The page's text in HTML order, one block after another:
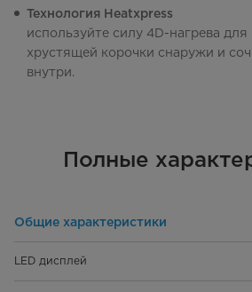
Технология Heatxpress
используйте силу 4D-нагрева для
хрустящей корочки снаружи и
внутри.
Полные
Общие характеристики
LED дисплей